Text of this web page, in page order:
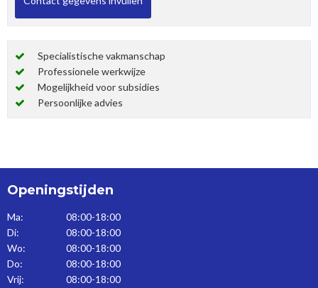
Specialistische vakmanschap
Professionele werkwijze
Mogelijkheid voor subsidies
Persoonlijke advies
Openingstijden
Ma:
08:00-18:00
Di:
08:00-18:00
Wo:
08:00-18:00
Do:
08:00-18:00
Vrij:
08:00-18:00